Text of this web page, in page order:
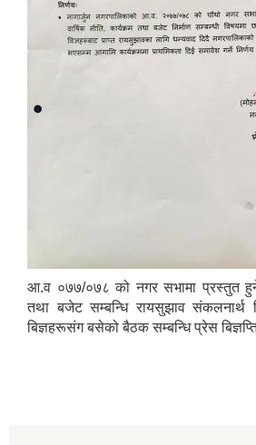
आ.व ०७७/०७८ को नगर सभामा प्रस्तुत हुने
तथा बजेट सम्बन्धि रायसुझाव संकलनार्थ
बिज्ञहरूसंग बसेको बैठक सम्बन्धि प्रेस